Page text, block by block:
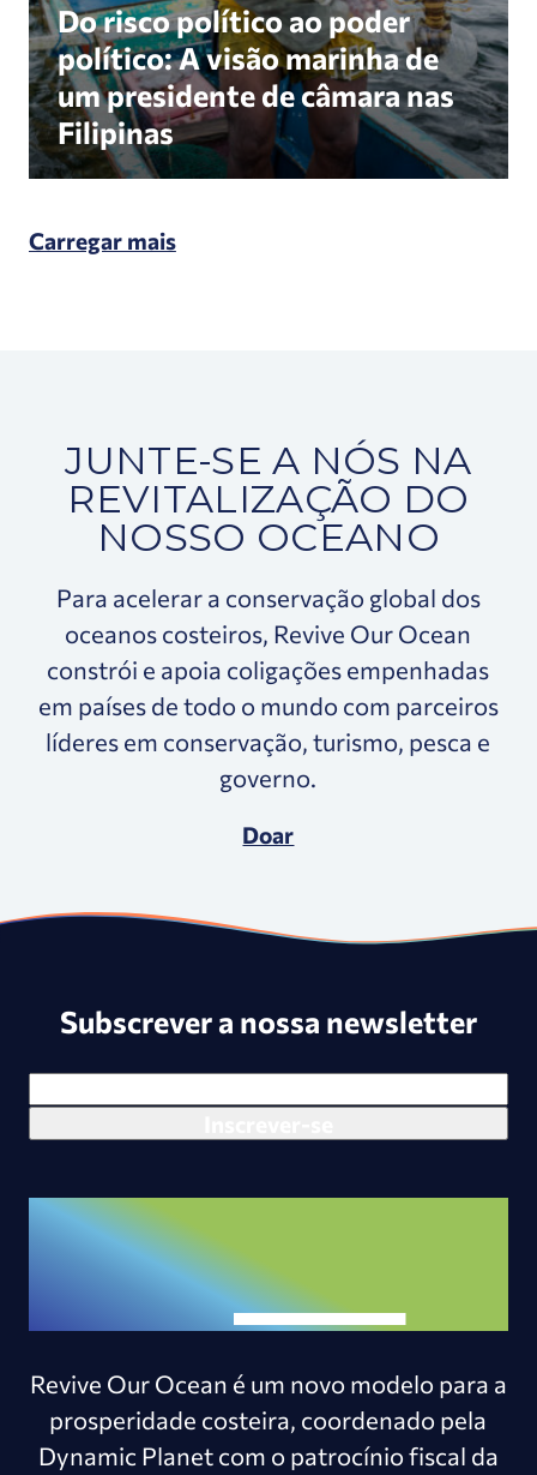
Do risco político ao poder
político: A visão marinha de
um presidente de câmara nas
Filipinas
Carregar mais
JUNTE-SE A NÓS NA
REVITALIZAÇÃO DO
NOSSO OCEANO
Para acelerar a conservação global dos
oceanos costeiros, Revive Our Ocean
constrói e apoia coligações empenhadas
em países de todo o mundo com parceiros
líderes em conservação, turismo, pesca e
governo.
Doar
Subscrever a nossa newsletter
Revive Our Ocean é um novo modelo para a
prosperidade costeira, coordenado pela
Dynamic Planet com o patrocínio fiscal da